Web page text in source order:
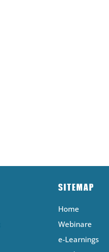
SITEMAP
Home
Webinare
e-Learnings